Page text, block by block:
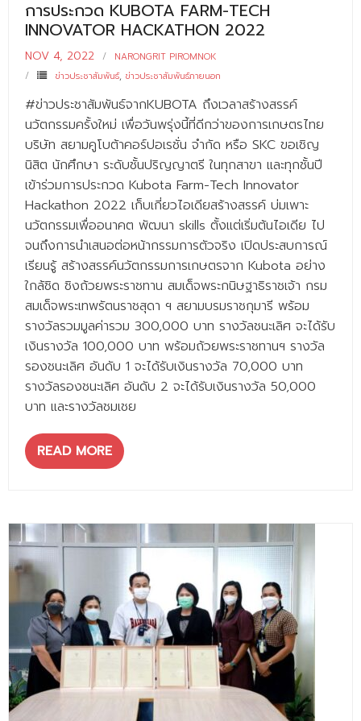
การประกวด KUBOTA FARM-TECH
INNOVATOR HACKATHON 2022
NOV 4, 2022
NARONGRIT PIROMNOK
ข่าวประชาสัมพันธ์, ข่าวประชาสัมพันธ์ภายนอก
#ข่าวประชาสัมพันธ์จากKUBOTA ถึงเวลาสร้างสรรค์
นวัตกรรมครั้งใหม่ เพื่อวันพรุ่งนี้ที่ดีกว่าของการเกษตรไทย
บริษัท สยามคูโบต้าคอร์ปอเรชั่น จำกัด หรือ SKC ขอเชิญ
นิสิต นักศึกษา ระดับชั้นปริญญาตรี ในทุกสาขา และทุกชั้นปี
เข้าร่วมการประกวด Kubota Farm-Tech Innovator
Hackathon 2022 เก็บเกี่ยวไอเดียสร้างสรรค์ บ่มเพาะ
นวัตกรรมเพื่ออนาคต พัฒนา skills ตั้งแต่เริ่มต้นไอเดีย ไป
จนถึงการนำเสนอต่อหน้ากรรมการตัวจริง เปิดประสบการณ์
เรียนรู้ สร้างสรรค์นวัตกรรมการเกษตรจาก Kubota อย่าง
ใกล้ชิด ชิงถ้วยพระราชทาน สมเด็จพระกนิษฐาธิราชเจ้า กรม
สมเด็จพระเทพรัตนราชสุดา ฯ สยามบรมราชกุมารี พร้อม
รางวัลรวมมูลค่ารวม 300,000 บาท รางวัลชนะเลิศ จะได้รับ
เงินรางวัล 100,000 บาท พร้อมถ้วยพระราชทานฯ รางวัล
รองชนะเลิศ อันดับ 1 จะได้รับเงินรางวัล 70,000 บาท
รางวัลรองชนะเลิศ อันดับ 2 จะได้รับเงินรางวัล 50,000
บาท และรางวัลชมเชย
READ MORE